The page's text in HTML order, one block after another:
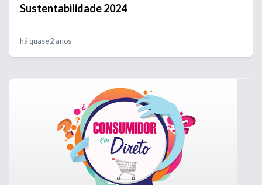
Sustentabilidade 2024
há quase 2 anos